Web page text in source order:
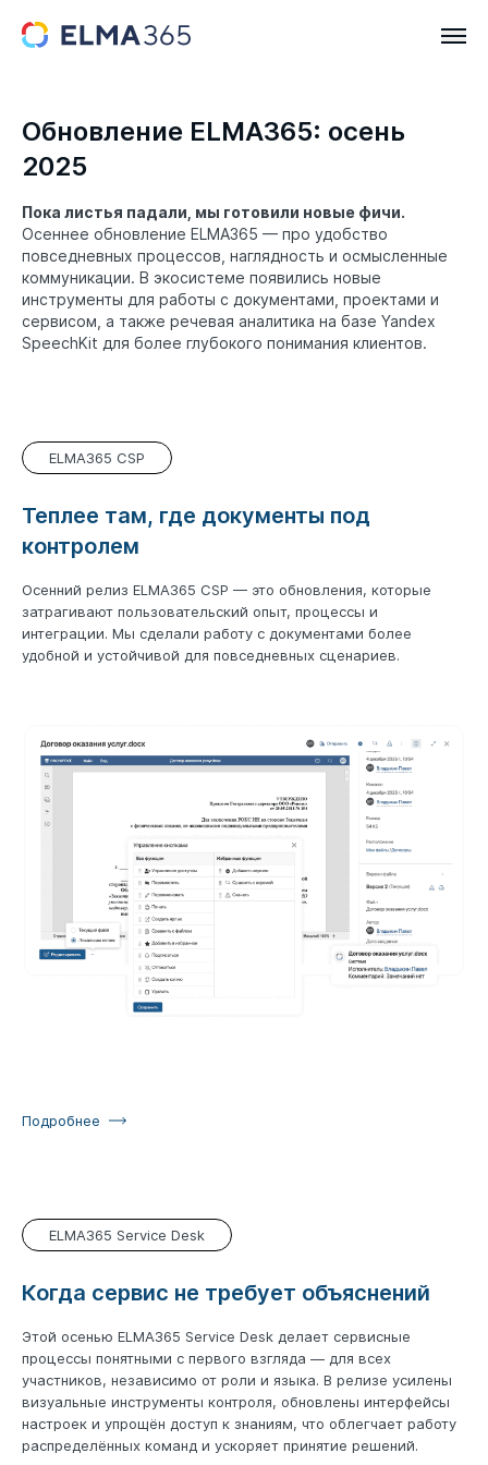
Обновление ELMA365: осень
2025
Пока листья падали, мы готовили новые фичи.
Осеннее обновление ELMA365 — про удобство
повседневных процессов, наглядность и осмысленные
коммуникации. В экосистеме появились новые
инструменты для работы с документами, проектами и
сервисом, а также речевая аналитика на базе Yandex
SpeechKit для более глубокого понимания клиентов.
ELMA365 CSP
Теплее там, где документы под
контролем
Осенний релиз ELMA365 CSP — это обновления, которые
затрагивают пользовательский опыт, процессы и
интеграции. Мы сделали работу с документами более
удобной и устойчивой для повседневных сценариев.
Подробнее
ELMA365 Service Desk
Когда сервис не требует объяснений
Этой осенью ELMA365 Service Desk делает сервисные
процессы понятными с первого взгляда — для всех
участников, независимо от роли и языка. В релизе усилены
визуальные инструменты контроля, обновлены интерфейсы
настроек и упрощён доступ к знаниям, что облегчает работу
распределённых команд и ускоряет принятие решений.